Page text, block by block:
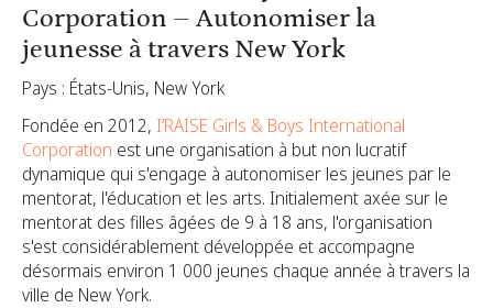
Corporation – Autonomiser la
jeunesse à travers New York
Pays : États-Unis, New York
Fondée en 2012, I’RAISE Girls & Boys International
Corporation est une organisation à but non lucratif
dynamique qui s'engage à autonomiser les jeunes par le
mentorat, l'éducation et les arts. Initialement axée sur le
mentorat des filles âgées de 9 à 18 ans, l'organisation
s'est considérablement développée et accompagne
désormais environ 1 000 jeunes chaque année à travers la
ville de New York.